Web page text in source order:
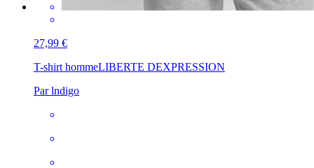
27,99 €
T-shirt hommeLIBERTE DEXPRESSION
Par lndigo